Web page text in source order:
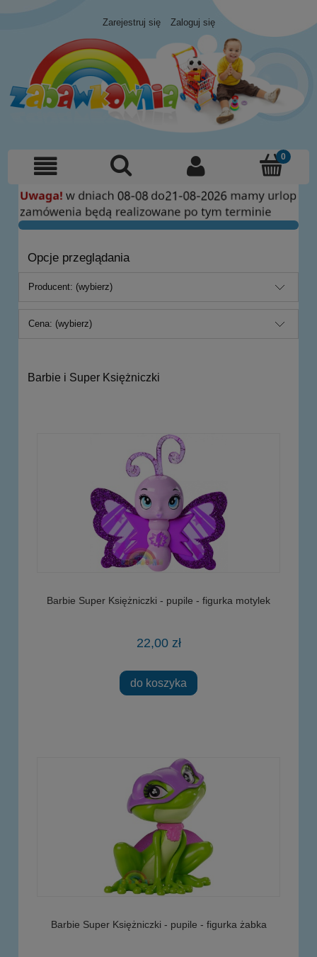
Zarejestruj się Zaloguj się
Opcje przeglądania
Producent: (wybierz)
Cena: (wybierz)
Barbie i Super Księżniczki
Barbie Super Księżniczki - pupile - figurka motylek
22,00 zł
do koszyka
Barbie Super Księżniczki - pupile - figurka żabka